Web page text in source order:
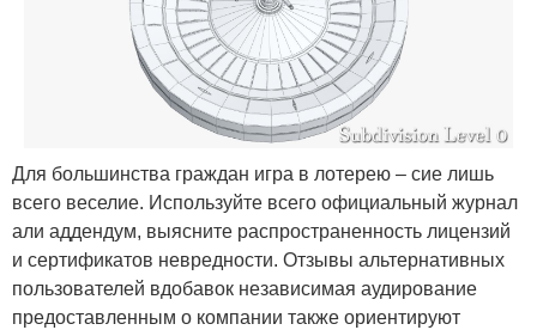
Для большинства граждан игра в лотерею – сие лишь
всего веселие. Используйте всего официальный журнал
али аддендум, выясните распространенность лицензий
и сертификатов невредности. Отзывы альтернативных
пользователей вдобавок независимая аудирование
предоставленным о компании также ориентируют